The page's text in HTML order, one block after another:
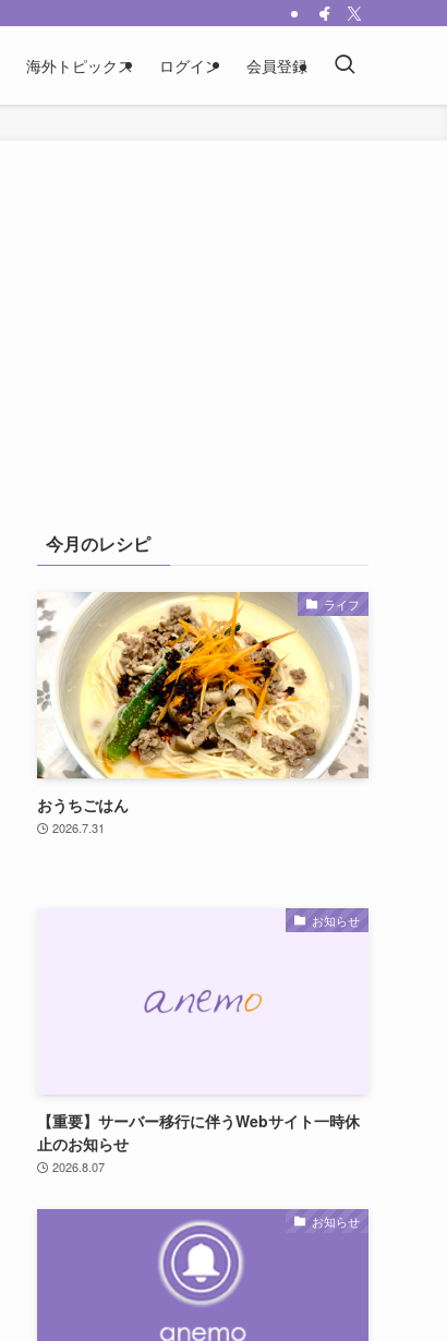
海外トピックス ログイン 会員登録
今月のレシピ
ライフ
おうちごはん
2026.7.31
お知らせ
【重要】サーバー移行に伴うWebサイト一時休
止のお知らせ
2026.8.07
お知らせ